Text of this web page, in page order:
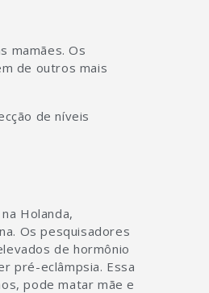
mamães. Os
de outros mais
de níveis
Holanda,
Os pesquisadores
de hormônio
pré-eclâmpsia. Essa
pode matar mãe e